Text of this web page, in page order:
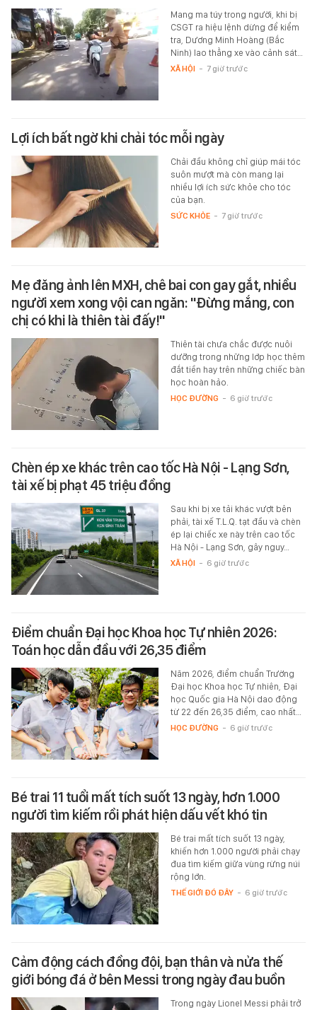
Mang ma túy trong người, khi bị
CSGT ra hiệu lệnh dừng để kiểm
tra, Dương Minh Hoàng (Bắc
Ninh) lao thẳng xe vào cảnh sát…
XÃ HỘI - 7 giờ trước
Lợi ích bất ngờ khi chải tóc mỗi ngày
Chải đầu không chỉ giúp mái tóc
suôn mượt mà còn mang lại
nhiều lợi ích sức khỏe cho tóc
của bạn.
SỨC KHỎE - 7 giờ trước
Mẹ đăng ảnh lên MXH, chê bai con gay gắt, nhiều
người xem xong vội can ngăn: "Đừng mắng, con
chị có khi là thiên tài đấy!"
Thiên tài chưa chắc được nuôi
dưỡng trong những lớp học thêm
đắt tiền hay trên những chiếc bàn
học hoàn hảo.
HỌC ĐƯỜNG - 6 giờ trước
Chèn ép xe khác trên cao tốc Hà Nội - Lạng Sơn,
tài xế bị phạt 45 triệu đồng
Sau khi bị xe tải khác vượt bên
phải, tài xế T.L.Q. tạt đầu và chèn
ép lại chiếc xe này trên cao tốc
Hà Nội - Lạng Sơn, gây nguy…
XÃ HỘI - 6 giờ trước
Điểm chuẩn Đại học Khoa học Tự nhiên 2026:
Toán học dẫn đầu với 26,35 điểm
Năm 2026, điểm chuẩn Trường
Đại học Khoa học Tự nhiên, Đại
học Quốc gia Hà Nội dao động
từ 22 đến 26,35 điểm, cao nhất…
HỌC ĐƯỜNG - 6 giờ trước
Bé trai 11 tuổi mất tích suốt 13 ngày, hơn 1.000
người tìm kiếm rồi phát hiện dấu vết khó tin
Bé trai mất tích suốt 13 ngày,
khiến hơn 1.000 người phải chạy
đua tìm kiếm giữa vùng rừng núi
rộng lớn.
THẾ GIỚI ĐÓ ĐÂY - 6 giờ trước
Cảm động cách đồng đội, bạn thân và nửa thế
giới bóng đá ở bên Messi trong ngày đau buồn
Trong ngày Lionel Messi phải trở